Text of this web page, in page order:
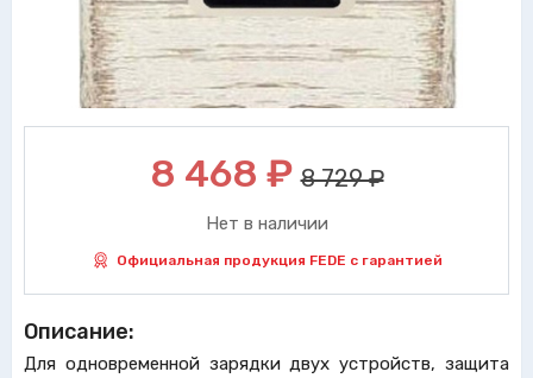
8 468 ₽ 8 729 ₽
Нет в наличии
Официальная продукция FEDE с гарантией
Описание:
Для одновременной зарядки двух устройств, защита